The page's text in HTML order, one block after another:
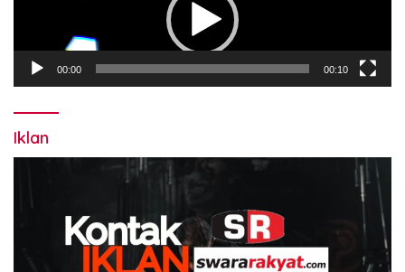
00:00 00:10
Iklan